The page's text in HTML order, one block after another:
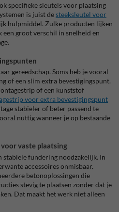
specifieke sleutels voor plaatsing
is juist desteeksleutel voor
hulpmiddel. Zulke producten lijken
groot verschil in snelheid en
gereedschap. Soms heb je vooral
of een slim extra bevestigingspunt.
of een kunststof
voor extra bevestigingspunt
stabieler of beter passend te
nuttig wanneer je op bestaande
vaste plaatsing
stabiele fundering noodzakelijk. In
accessoires onmisbaar.
betonoplossingen die
stevig te plaatsen zonder dat je
Dat maakt het werk niet alleen